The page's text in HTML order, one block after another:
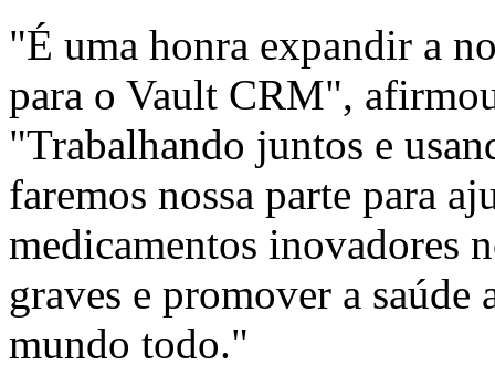
"É uma honra expandir a
para o Vault CRM",
"Trabalhando juntos e
faremos nossa parte para
medicamentos inovadores
graves e promover a
mundo todo."